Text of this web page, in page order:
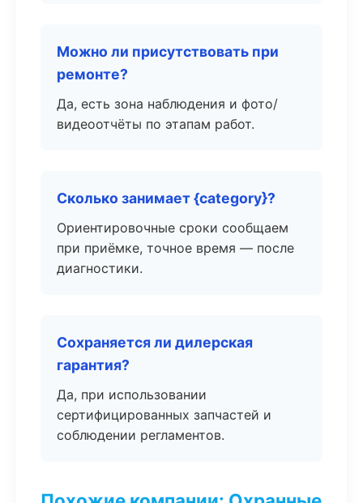
Можно ли присутствовать при
ремонте?
Да, есть зона наблюдения и фото/
видеоотчёты по этапам работ.
Сколько занимает {category}?
Ориентировочные сроки сообщаем
при приёмке, точное время — после
диагностики.
Сохраняется ли дилерская
гарантия?
Да, при использовании
сертифицированных запчастей и
соблюдении регламентов.